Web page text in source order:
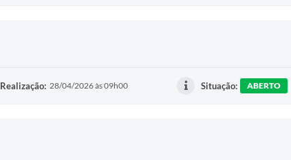
Realização: 28/04/2026 às 09h00 Situação: ABERTO